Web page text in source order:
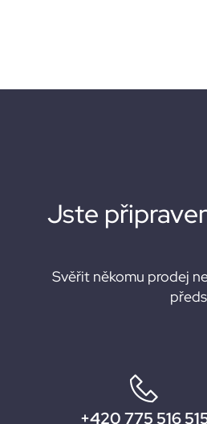
Jste
Svěřit někomu prodej
+420 775 516